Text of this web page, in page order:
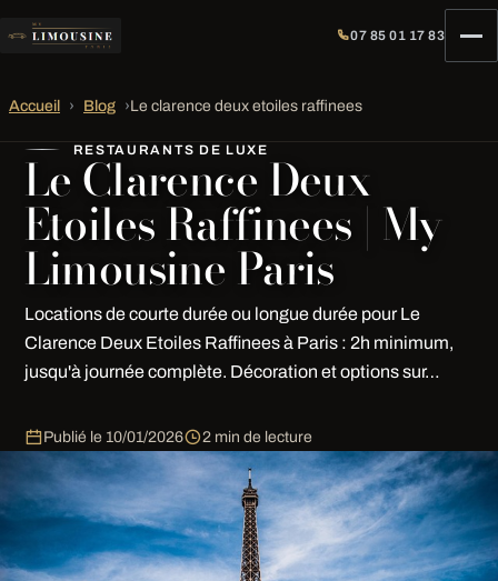
07 85 01 17 83
Accueil › Blog ›Le clarence deux etoiles raffinees
RESTAURANTS DE LUXE
Le Clarence Deux
Etoiles Raffinees | My
Limousine Paris
Locations de courte durée ou longue durée pour Le
Clarence Deux Etoiles Raffinees à Paris : 2h minimum,
jusqu'à journée complète. Décoration et options sur…
Publié le 10/01/2026 2 min de lecture